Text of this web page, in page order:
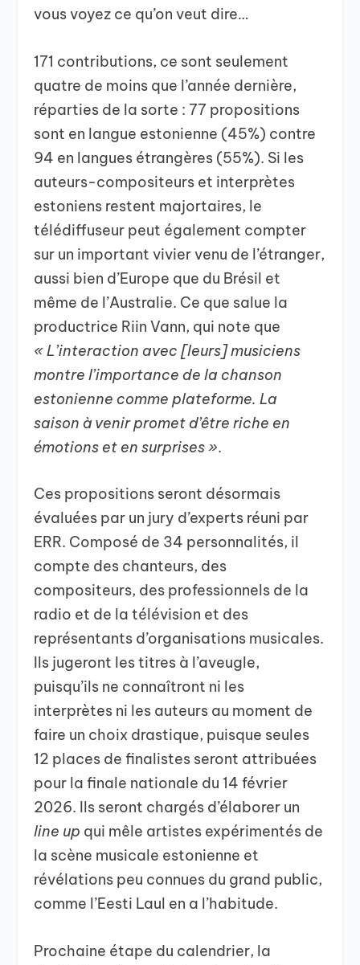
vous voyez ce qu’on veut dire…
171 contributions, ce sont seulement
quatre de moins que l’année dernière,
réparties de la sorte : 77 propositions
sont en langue estonienne (45%) contre
94 en langues étrangères (55%). Si les
auteurs-compositeurs et interprètes
estoniens restent majortaires, le
télédiffuseur peut également compter
sur un important vivier venu de l’étranger,
aussi bien d’Europe que du Brésil et
même de l’Australie. Ce que salue la
productrice Riin Vann, qui note que
« L’interaction avec [leurs] musiciens
montre l’importance de la chanson
estonienne comme plateforme. La
saison à venir promet d’être riche en
émotions et en surprises ».
Ces propositions seront désormais
évaluées par un jury d’experts réuni par
ERR. Composé de 34 personnalités, il
compte des chanteurs, des
compositeurs, des professionnels de la
radio et de la télévision et des
représentants d’organisations musicales.
Ils jugeront les titres à l’aveugle,
puisqu’ils ne connaîtront ni les
interprètes ni les auteurs au moment de
faire un choix drastique, puisque seules
12 places de finalistes seront attribuées
pour la finale nationale du 14 février
2026. Ils seront chargés d’élaborer un
line up qui mêle artistes expérimentés de
la scène musicale estonienne et
révélations peu connues du grand public,
comme l’Eesti Laul en a l’habitude.
Prochaine étape du calendrier, la